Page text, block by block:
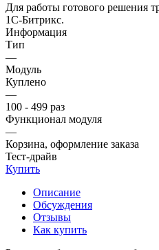
Для работы готового решения
1С-Битрикс.
Информация
Тип
—
Модуль
Куплено
—
100 - 499 раз
Функционал модуля
—
Корзина, оформление заказа
Тест-драйв
Купить
Описание
Обсуждения
Отзывы
Как купить